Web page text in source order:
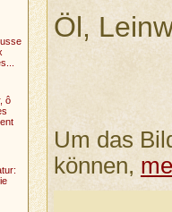
Öl,
Um das
können,
ô